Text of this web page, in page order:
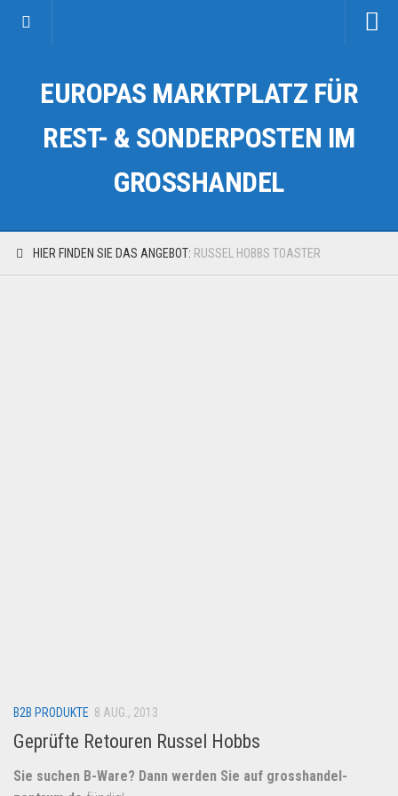
Kategorien
Auto & Motorrad
Fahrzeuge & Transport
eBay Restposten kaufen
Sonderposten-Angebote
Saison & Eventprodkte
EUROPAS MARKTPLATZ FÜR
REST- & SONDERPOSTEN IM
GROSSHANDEL
HIER FINDEN SIE DAS ANGEBOT: RUSSEL HOBBS TOASTER
B2B PRODUKTE 8 AUG., 2013
Geprüfte Retouren Russel Hobbs
Sie suchen B-Ware? Dann werden Sie auf grosshandel-